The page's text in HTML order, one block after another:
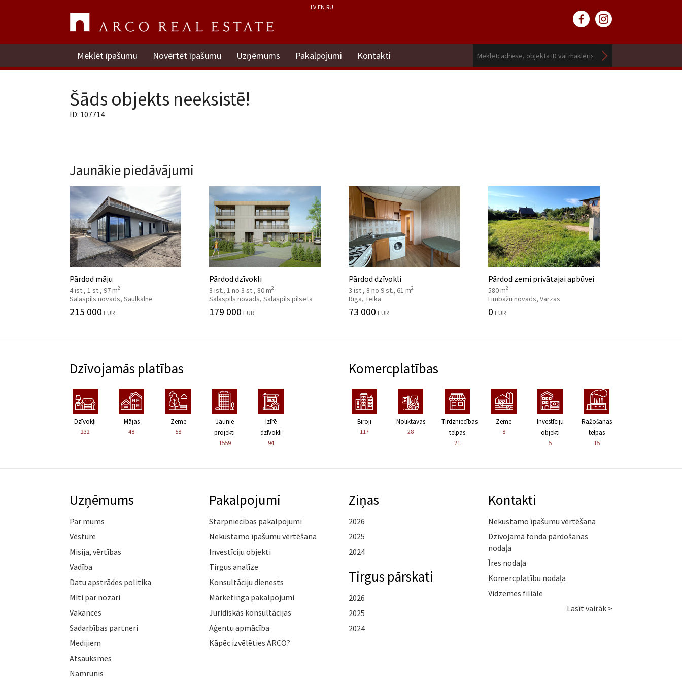
LV EN RU
Meklēt īpašumu Novērtēt īpašumu Uzņēmums Pakalpojumi Kontakti
Šāds objekts neeksistē!
ID: 107714
Jaunākie piedāvājumi
Pārdod māju
4 ist., 1 st., 97 m2
Salaspils novads, Saulkalne
215 000 EUR
Pārdod dzīvokli
3 ist., 1 no 3 st., 80 m2
Salaspils novads, Salaspils pilsēta
179 000 EUR
Pārdod dzīvokli
3 ist., 8 no 9 st., 61 m2
Rīga, Teika
73 000 EUR
Pārdod zemi privātajai apbūvei
580 m2
Limbažu novads, Vārzas
0 EUR
Dzīvojamās platības
Dzīvokļi
232
Mājas
48
Zeme
58
Jaunie
projekti
1559
Izīrē
dzīvokli
94
Komercplatības
Biroji
117
Noliktavas
28
Tirdzniecības
telpas
21
Zeme
8
Investīciju
objekti
5
Ražošanas
telpas
15
Uzņēmums
Par mums
Vēsture
Misija, vērtības
Vadība
Datu apstrādes politika
Mīti par nozari
Vakances
Sadarbības partneri
Medijiem
Atsauksmes
Namrunis
Pakalpojumi
Starpniecības pakalpojumi
Nekustamo īpašumu vērtēšana
Investīciju objekti
Tirgus analīze
Konsultāciju dienests
Mārketinga pakalpojumi
Juridiskās konsultācijas
Aģentu apmācība
Kāpēc izvēlēties ARCO?
Ziņas
2026
2025
2024
Tirgus pārskati
2026
2025
2024
Kontakti
Nekustamo īpašumu vērtēšana
Dzīvojamā fonda pārdošanas
nodaļa
Īres nodaļa
Komercplatību nodaļa
Vidzemes filiāle
Lasīt vairāk >